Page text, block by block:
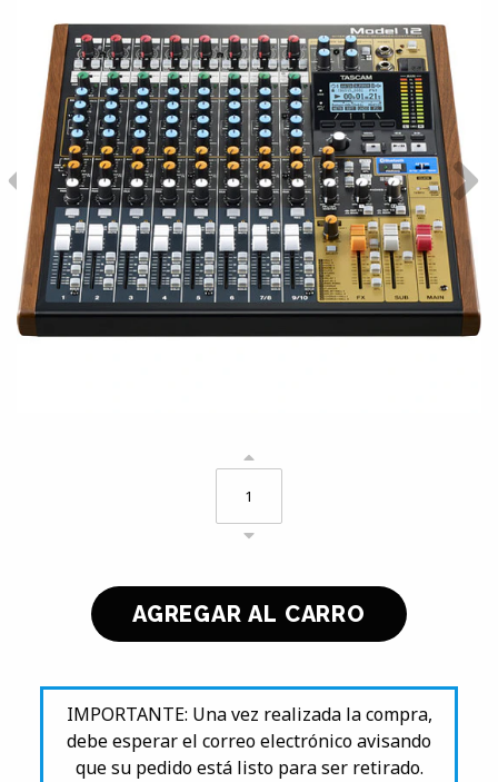
IMPORTANTE: Una vez realizada la compra,
debe esperar el correo electrónico avisando
que su pedido está listo para ser retirado.